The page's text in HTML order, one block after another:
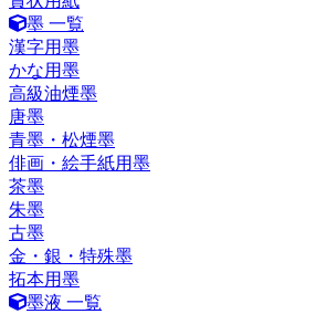
墨 一覧
漢字用墨
かな用墨
高級油煙墨
唐墨
青墨・松煙墨
俳画・絵手紙用墨
茶墨
朱墨
古墨
金・銀・特殊墨
拓本用墨
墨液 一覧